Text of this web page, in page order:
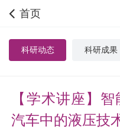
首页
科研动态 科研成果
【学术讲座】
汽车中的液压技